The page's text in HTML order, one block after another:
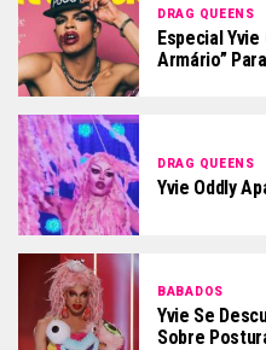
DRAG QUEENS
Especial Yvie
Armário”
DRAG QUEENS
Yvie Oddly
BABADOS
Yvie Se
Sobre